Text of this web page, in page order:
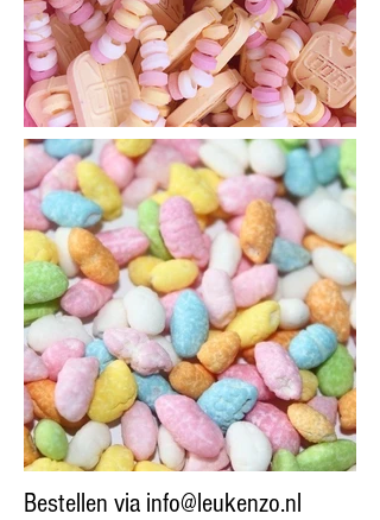
Bestellen via info@leukenzo.nl